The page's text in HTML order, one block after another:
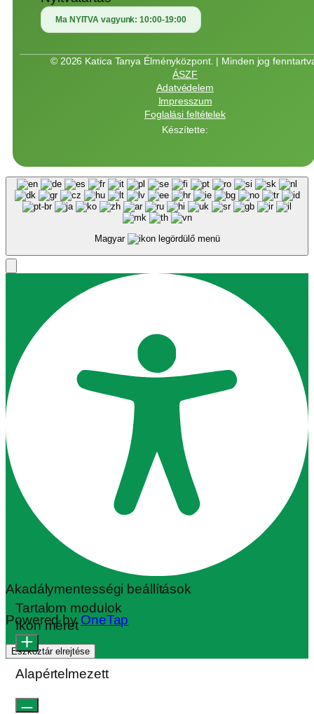
Ma NYITVA vagyunk:10:00-19:00
© 2026 Katica Tanya Élményközpont. | Minden jog
ÁSZF
Adatvédelem
Impresszum
Foglalási feltételek
Készítette:
Magyar
Akadálymentességi beállítások
Powered byOneTap
Eszköztár elrejtése
Tartalom modulok
Ikon méret
Alapértelmezett